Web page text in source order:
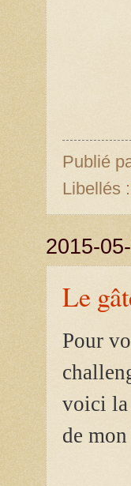
Publié
Libellés :
2015-
Le
Pour
voici la
de